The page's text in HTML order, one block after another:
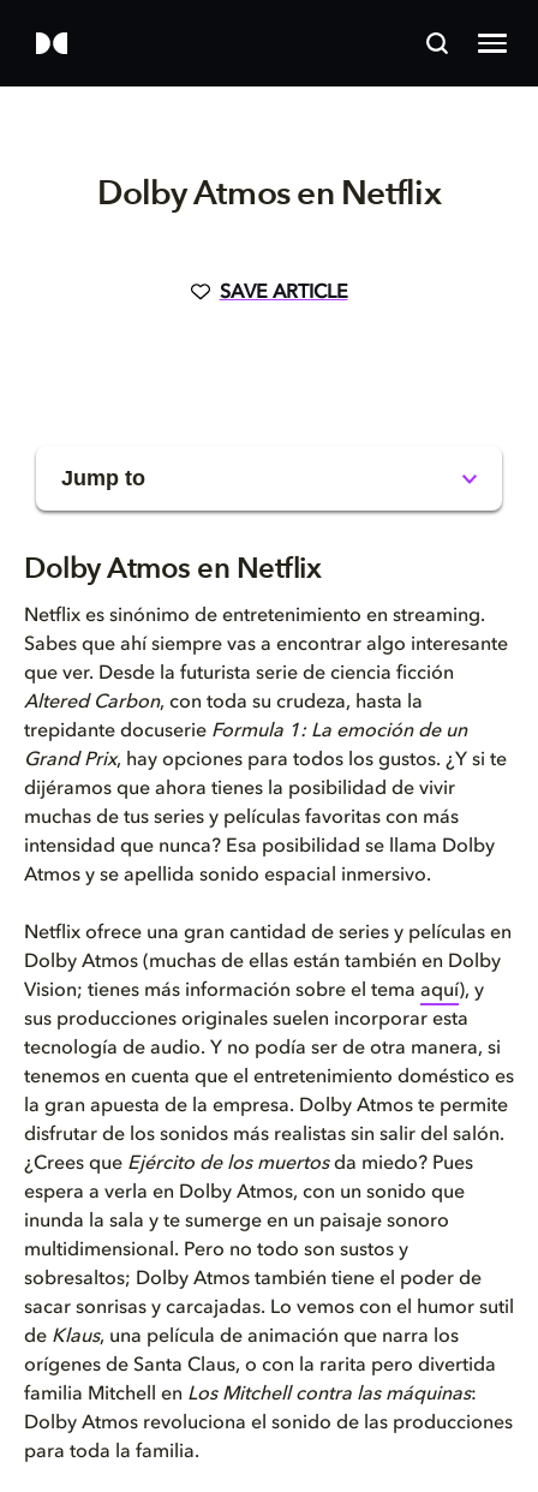
Dolby Atmos en Netflix
SAVE ARTICLE
Jump to
Cómo disfrutar de Dolby Atmos ...
Dolby Atmos en Netflix
Netflix es sinónimo de entretenimiento en streaming.
Sabes que ahí siempre vas a encontrar algo interesante
que ver. Desde la futurista serie de ciencia ficción
Altered Carbon, con toda su crudeza, hasta la
trepidante docuserie Formula 1: La emoción de un
Grand Prix, hay opciones para todos los gustos. ¿Y si te
dijéramos que ahora tienes la posibilidad de vivir
muchas de tus series y películas favoritas con más
intensidad que nunca? Esa posibilidad se llama Dolby
Atmos y se apellida sonido espacial inmersivo.
Netflix ofrece una gran cantidad de series y películas en
Dolby Atmos (muchas de ellas están también en Dolby
Vision; tienes más información sobre el tema aquí), y
sus producciones originales suelen incorporar esta
tecnología de audio. Y no podía ser de otra manera, si
tenemos en cuenta que el entretenimiento doméstico es
la gran apuesta de la empresa. Dolby Atmos te permite
disfrutar de los sonidos más realistas sin salir del salón.
¿Crees que Ejército de los muertosda miedo? Pues
espera a verla en Dolby Atmos, con un sonido que
inunda la sala y te sumerge en un paisaje sonoro
multidimensional. Pero no todo son sustos y
sobresaltos; Dolby Atmos también tiene el poder de
sacar sonrisas y carcajadas. Lo vemos con el humor sutil
de Klaus, una película de animación que narra los
orígenes de Santa Claus, o con la rarita pero divertida
familia Mitchell en Los Mitchell contra las máquinas:
Dolby Atmos revoluciona el sonido de las producciones
para toda la familia.